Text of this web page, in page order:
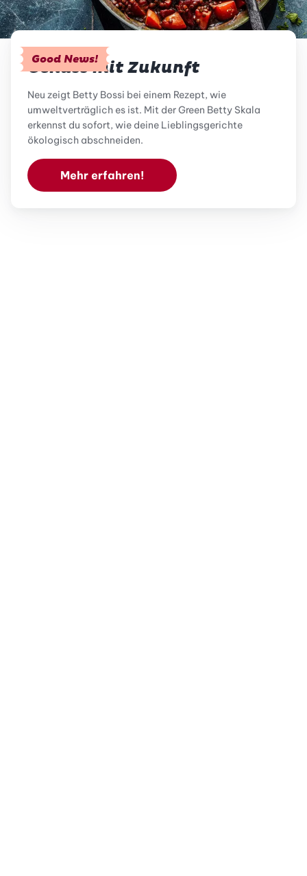
Good News!
Genuss mit Zukunft
Neu zeigt Betty Bossi bei einem Rezept, wie
umweltverträglich es ist. Mit der Green Betty Skala
erkennst du sofort, wie deine Lieblingsgerichte
ökologisch abschneiden.
Mehr erfahren!